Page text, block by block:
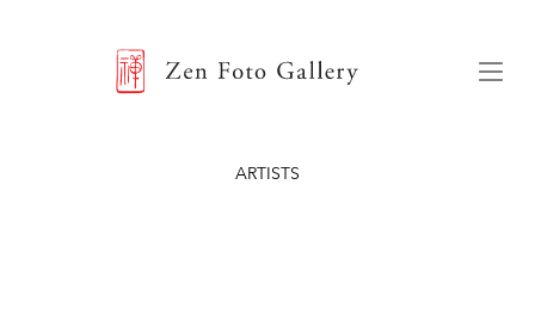
ARTISTS